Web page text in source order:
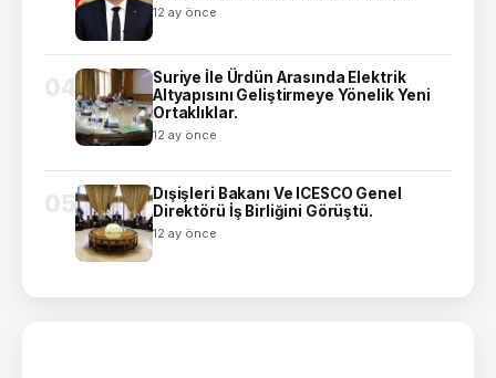
12 ay önce
04
Suriye İle Ürdün Arasında Elektrik
Altyapısını Geliştirmeye Yönelik Yeni
Ortaklıklar.
12 ay önce
05
Dışişleri Bakanı Ve ICESCO Genel
Direktörü İş Birliğini Görüştü.
12 ay önce